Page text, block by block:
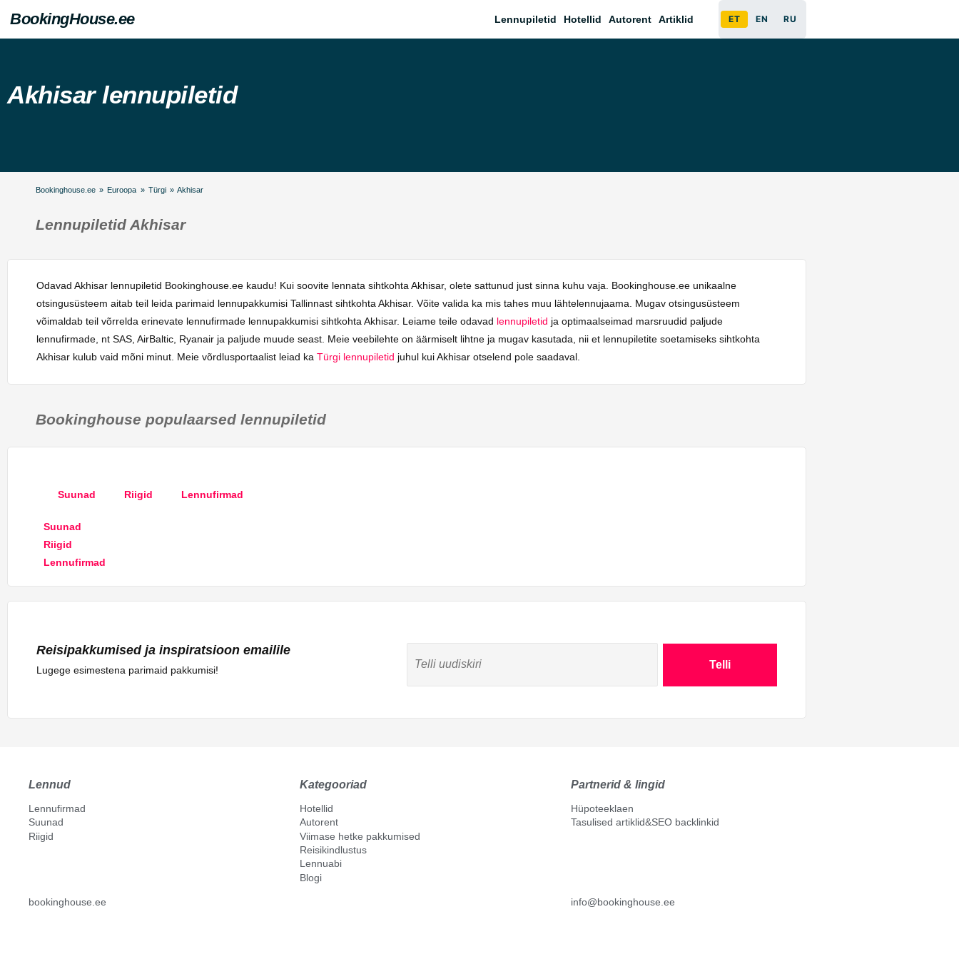
BookingHouse.ee Lennupiletid Hotellid Autorent Artiklid ET EN RU
Akhisar lennupiletid
Bookinghouse.ee » Euroopa » Türgi»Akhisar
Lennupiletid Akhisar
Odavad Akhisar lennupiletid Bookinghouse.ee kaudu! Kui soovite lennata sihtkohta Akhisar, olete sattunud just sinna kuhu vaja. Bookinghouse.ee unikaalne
otsingusüsteem aitab teil leida parimaid lennupakkumisi Tallinnast sihtkohta Akhisar. Võite valida ka mis tahes muu lähtelennujaama. Mugav otsingusüsteem
võimaldab teil võrrelda erinevate lennufirmade lennupakkumisi sihtkohta Akhisar. Leiame teile odavad lennupiletid ja optimaalseimad marsruudid paljude
lennufirmade, nt SAS, AirBaltic, Ryanair ja paljude muude seast. Meie veebilehte on äärmiselt lihtne ja mugav kasutada, nii et lennupiletite soetamiseks sihtkohta
Akhisar kulub vaid mõni minut. Meie võrdlusportaalist leiad ka Türgi lennupiletid juhul kui Akhisar otselend pole saadaval.
Bookinghouse populaarsed lennupiletid
Suunad Riigid Lennufirmad
Suunad
Riigid
Lennufirmad
Reisipakkumised ja inspiratsioon emailile
Lugege esimestena parimaid pakkumisi! Telli
Lennud
Lennufirmad
Suunad
Riigid
Kategooriad
Hotellid
Autorent
Viimase hetke pakkumised
Reisikindlustus
Lennuabi
Blogi
Partnerid & lingid
Hüpoteeklaen
Tasulised artiklid&SEO backlinkid
bookinghouse.ee info@bookinghouse.ee